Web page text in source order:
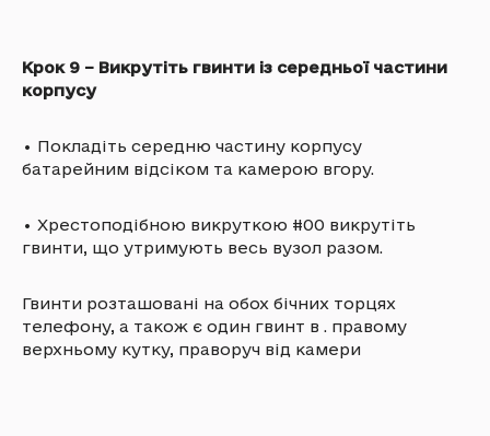
Крок 9 – Викрутіть гвинти із середньої частини
корпусу
• Покладіть середню частину корпусу
батарейним відсіком та камерою вгору.
• Хрестоподібною викруткою #00 викрутіть
гвинти, що утримують весь вузол разом.
Гвинти розташовані на обох бічних торцях
телефону, а також є один гвинт в . правому
верхньому кутку, праворуч від камери